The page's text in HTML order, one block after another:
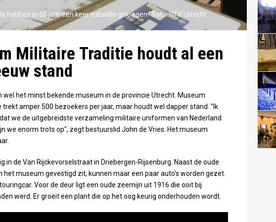
hebben in 50 jaar één keer subsidie gekregen." Foto: RTV Utrecht
Militaire Traditie houdt al een
stand
wel het minst bekende museum in de provincie Utrecht. Museum
trekt amper 500 bezoekers per jaar, maar houdt wel dapper stand. "Ik
we de uitgebreidste verzameling militaire uniformen van Nederland
we enorm trots op", zegt bestuurslid John de Vries. Het museum
in de Van Rijckevorselstraat in Driebergen-Rijsenburg. Naast de oude
het museum gevestigd zit, kunnen maar een paar auto's worden gezet.
Voor de deur ligt een oude zeemijn uit 1916 die ooit bij
werd. Er groeit een plant die op het oog keurig onderhouden wordt.